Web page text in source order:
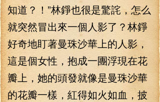
知道？！”林錚也很是驚詫，怎么
就突然冒出來一個人影了？林錚
好奇地盯著曼珠沙華上的人影，
這是個女性，抱成一團浮現在花
瓣上，她的頭發就像是曼珠沙華
的花瓣一樣，紅得如火如血，披